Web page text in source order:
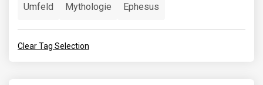
Umfeld Mythologie Ephesus
Clear Tag Selection